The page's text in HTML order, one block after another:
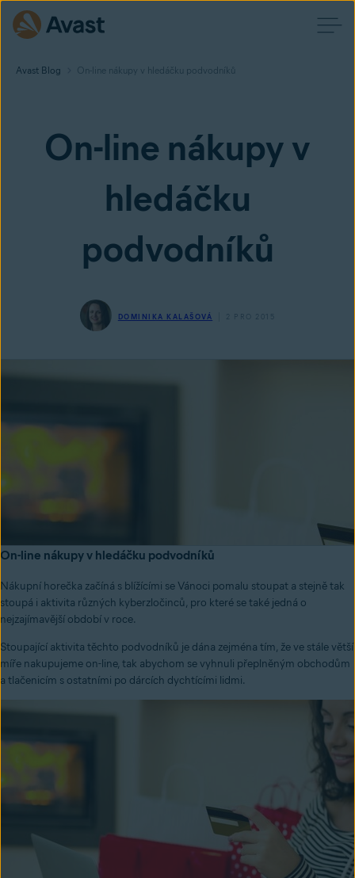
Avast Blog On-line nákupy v hledáčku podvodníků
On-line nákupy v
hledáčku
podvodníků
DOMINIKA KALAŠOVÁ 2 PRO 2015
On-line nákupy v hledáčku podvodníků
Nákupní horečka začíná s blížícími se Vánoci pomalu stoupat a stejně tak
stoupá i aktivita různých kyberzločinců, pro které se také jedná o
nejzajímavější období v roce.
Stoupající aktivita těchto podvodníků je dána zejména tím, že ve stále větší
míře nakupujeme on-line, tak abychom se vyhnuli přeplněným obchodům
a tlačenicím s ostatními po dárcích dychtícími lidmi.